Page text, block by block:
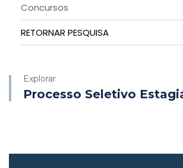
Concursos
RETORNAR PESQUISA
Explorar
Processo Seletivo